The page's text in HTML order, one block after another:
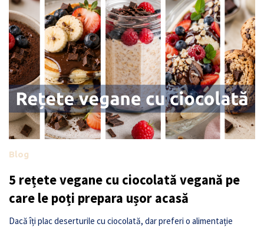
Blog
5 rețete vegane cu ciocolată vegană pe
care le poți prepara ușor acasă
Dacă îți plac deserturile cu ciocolată, dar preferi o alimentație